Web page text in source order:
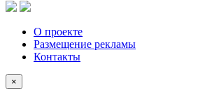
О проекте
Размещение рекламы
Контакты
×